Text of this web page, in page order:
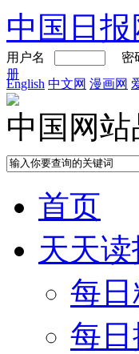
中国日报
用户名 密
册
English 中文网 漫画网
中国网
首页
天天读
每
每